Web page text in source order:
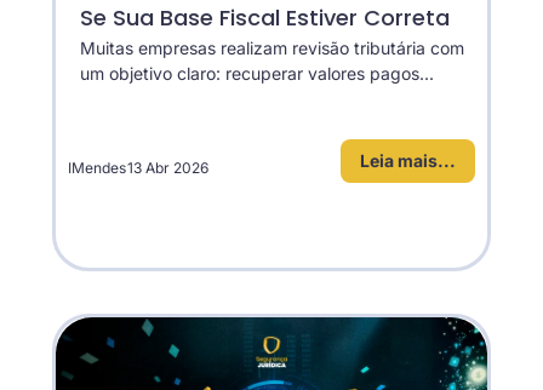
Se Sua Base Fiscal Estiver Correta
Muitas empresas realizam revisão tributária com
um objetivo claro: recuperar valores pagos...
Leia mais...
IMendes13 Abr 2026